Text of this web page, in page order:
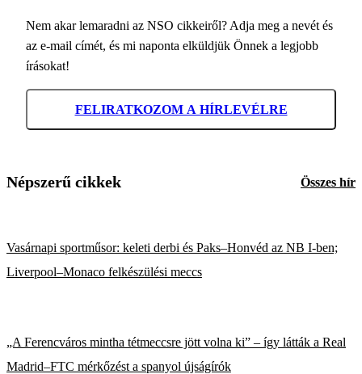
Nem akar lemaradni az NSO cikkeiről? Adja meg a nevét és
az e-mail címét, és mi naponta elküldjük Önnek a legjobb
írásokat!
FELIRATKOZOM A HÍRLEVÉLRE
Népszerű cikkek Összes hír
Vasárnapi sportműsor: keleti derbi és Paks–Honvéd az NB I-ben;
Liverpool–Monaco felkészülési meccs
„A Ferencváros mintha tétmeccsre jött volna ki” – így látták a Real
Madrid–FTC mérkőzést a spanyol újságírók